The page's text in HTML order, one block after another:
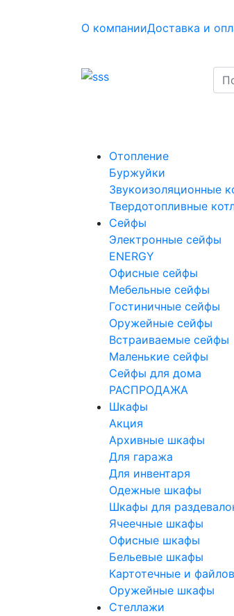
О компанииДоставка и
Отопление
Буржуйки
Звукоизоляционные
Твердотопливные
Сейфы
Электронные сейфы
ENERGY
Офисные сейфы
Мебельные сейфы
Гостиничные сейфы
Оружейные сейфы
Встраиваемые сейфы
Маленькие сейфы
Сейфы для дома
РАСПРОДАЖА
Шкафы
Акция
Архивные шкафы
Для гаража
Для инвентаря
Одежные шкафы
Шкафы для
Ячеечные шкафы
Офисные шкафы
Бельевые шкафы
Картотечные и
Оружейные шкафы
Стеллажи